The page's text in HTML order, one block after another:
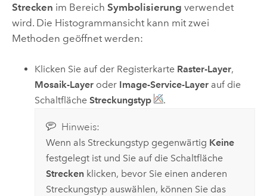
Strecken im Bereich Symbolisierung verwendet
wird. Die Histogrammansicht kann mit zwei
Methoden geöffnet werden:
Klicken Sie auf der Registerkarte Raster-Layer,
Mosaik-Layer oder Image-Service-Layer auf die
SchaltflächeStreckungstyp .
Hinweis:
Wenn als Streckungstyp gegenwärtig Keine
festgelegt ist und Sie auf die Schaltfläche
Streckenklicken, bevor Sie einen anderen
Streckungstyp auswählen, können Sie das